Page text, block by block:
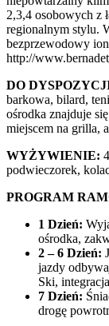
2,3,4 osobowych z
regionalnym stylu.
bezprzewodowy
http://
DO
barkowa, bilard,
ośrodka znajduje
miejscem na grilla,
WYŻYWIENIE:
podwieczorek,
PROGRAM
1 Dzień:
ośrodka,
2 – 6 Dzień:
jazdy
Ski,
7 Dzień:
drogę